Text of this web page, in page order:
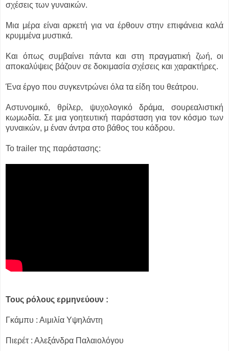
σχέσεις των γυναικών.
Μια μέρα είναι αρκετή για να έρθουν στην επιφάνεια καλά
κρυμμένα μυστικά.
Και όπως συμβαίνει πάντα και στη πραγματική ζωή, οι
αποκαλύψεις βάζουν σε δοκιμασία σχέσεις και χαρακτήρες.
Ένα έργο που συγκεντρώνει όλα τα είδη του θεάτρου.
Αστυνομικό, θρίλερ, ψυχολογικό δράμα, σουρεαλιστική
κωμωδία. Σε μια γοητευτική παράσταση για τον κόσμο των
γυναικών, μ έναν άντρα στο βάθος του κάδρου.
To trailer της παράστασης:
Τους ρόλους ερμηνεύουν :
Γκάμπυ : Αιμιλία Υψηλάντη
Πιερέτ : Αλεξάνδρα Παλαιολόγου